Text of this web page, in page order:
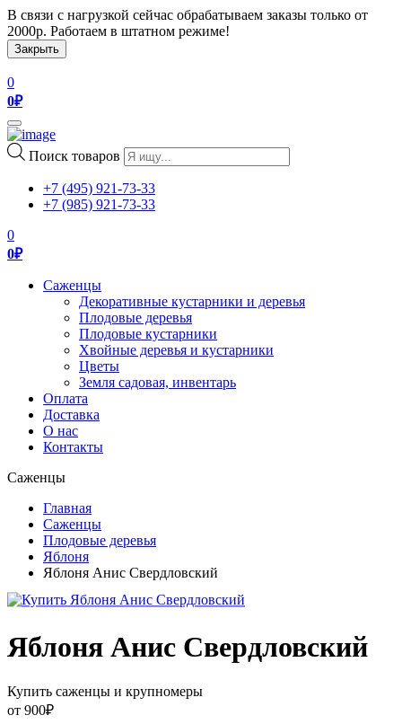
В связи с нагрузкой сейчас обрабатываем заказы только от
2000р. Работаем в штатном режиме!
Закрыть
0
0₽
Toggle
navigation
Поиск товаров
+7 (495) 921-73-33
+7 (985) 921-73-33
0
0₽
Саженцы
Декоративные кустарники и деревья
Плодовые деревья
Плодовые кустарники
Хвойные деревья и кустарники
Цветы
Земля садовая, инвентарь
Оплата
Доставка
О нас
Контакты
Саженцы
Главная
Саженцы
Плодовые деревья
Яблоня
Яблоня Анис Свердловский
Яблоня Анис Свердловский
Купить саженцы и крупномеры
от 900₽